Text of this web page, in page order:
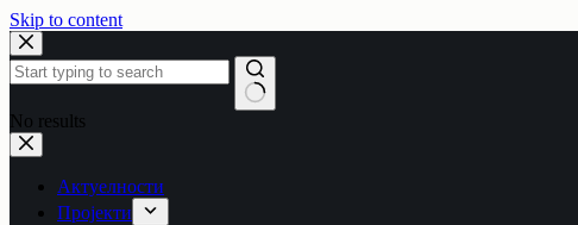
Skip to content
No results
Актуелности
Пројекти